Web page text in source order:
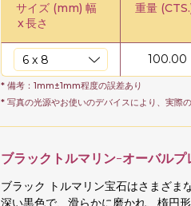
サイズ (mm) 幅
x長さ
重量
100.00
* 備考：1mm±1mm程度の誤差あり
* 写真の光源やお使いのデバイスにより、実際
ブラックトルマリン-オーバルプ
ブラック トルマリン宝石はさまざま
深い黒色で、滑らかに磨かれ、楕円